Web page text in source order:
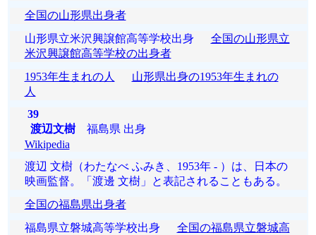
全国の山形県出身者
山形県立米沢興譲館高等学校出身 全国の山形県立
米沢興譲館高等学校の出身者
1953年生まれの人
山形県出身の1953年生まれの
人
39
渡辺文樹福島県 出身
Wikipedia
渡辺 文樹（わたなべ ふみき、1953年 - ）は、日本の
映画監督。「渡邊 文樹」と表記されることもある。
全国の福島県出身者
福島県立磐城高等学校出身 全国の福島県立磐城高